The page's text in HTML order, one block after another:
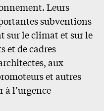
Leurs
subventions
sur le climat et sur le
et de cadres
aux
et autres
à l’urgence